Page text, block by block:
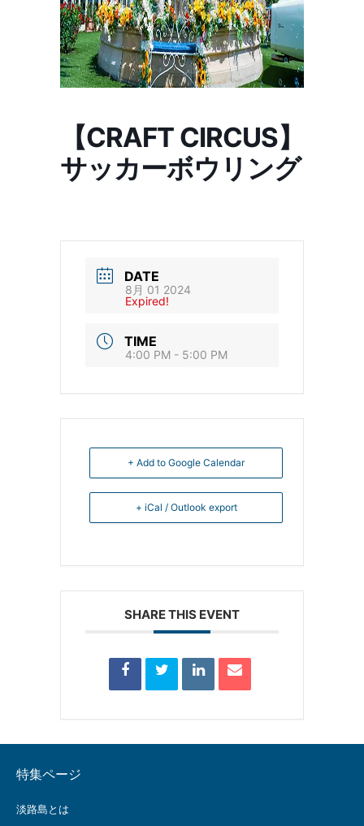
【CRAFT CIRCUS】
サッカーボウリング
DATE
8月 01 2024
Expired!
TIME
4:00 PM - 5:00 PM
+ Add to Google Calendar
+ iCal / Outlook export
SHARE THIS EVENT
特集ページ
淡路島とは